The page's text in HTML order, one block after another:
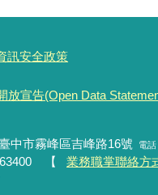
訊安全政策
放宣告(Open Data
中市霧峰區吉峰路16號 電話
【
業務職掌聯絡方